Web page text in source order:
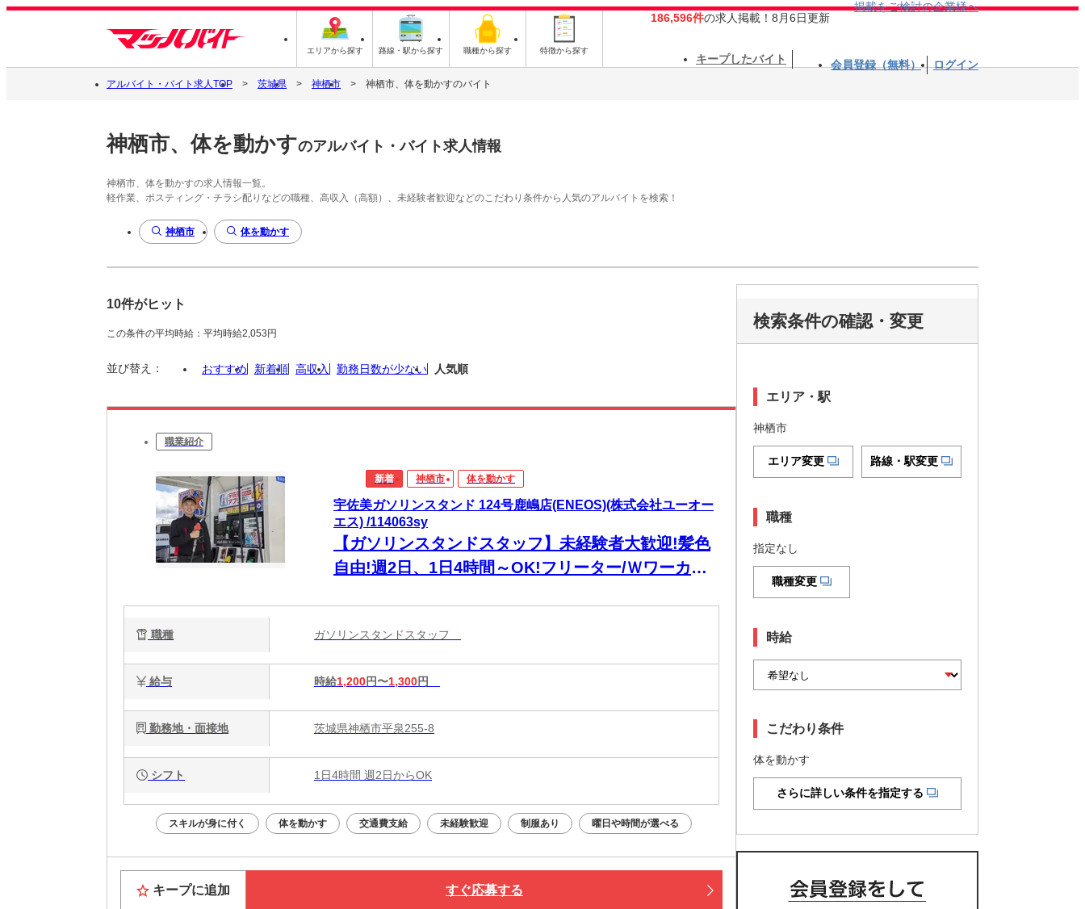
エリアから探す 路線・駅から探す 職種から探す 特徴から探す
186,596件の求人掲載！8月6日更新
掲載をご検討の企業様へ
キープしたバイト 会員登録（無料） ログイン
アルバイト・バイト求人TOP 茨城県 神栖市 神栖市、体を動かすのバイト
神栖市、体を動かすのアルバイト・バイト求人情報
神栖市、体を動かすの求人情報一覧。
軽作業、ポスティング・チラシ配りなどの職種、高収入（高額）、未経験者歓迎などのこだわり条件から人気のアルバイトを検索！
神栖市 体を動かす
10件がヒット
この条件の平均時給：平均時給2,053円
並び替え： おすすめ 新着順 高収入 勤務日数が少ない 人気順
職業紹介
新着 神栖市 体を動かす
宇佐美ガソリンスタンド 124号鹿嶋店(ENEOS)(株式会社ユーオー
エス) /114063sy
【ガソリンスタンドスタッフ】未経験者大歓迎!髪色
自由!週2日、1日4時間～OK!フリーター/Ｗワーカー/
職種 ガソリンスタンドスタッフ
給与 時給1,200円〜1,300円
勤務地・面接地 茨城県神栖市平泉255-8
シフト 1日4時間 週2日からOK
スキルが身に付く 体を動かす 交通費支給 未経験歓迎 制服あり 曜日や時間が選べる
キープに追加 すぐ応募する
検索条件の確認・変更
エリア・駅
神栖市
エリア変更 路線・駅変更
職種
指定なし
職種変更
時給
こだわり条件
体を動かす
さらに詳しい条件を指定する